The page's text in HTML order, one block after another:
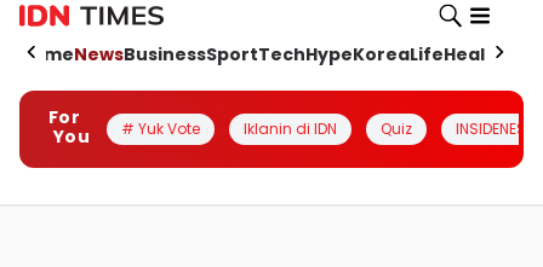
HomeNewsBusinessSportTechHypeKoreaLifeHealth
For
You
# Yuk Vote Iklanin di IDN Quiz INSIDENESIA